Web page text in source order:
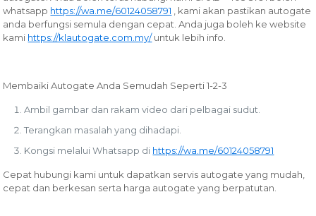
whatsapp https://wa.me/60124058791
, kami akan pastikan autogate
anda berfungsi semula dengan cepat. Anda juga boleh ke website
kami https://klautogate.com.my/ untuk lebih info.
Membaiki Autogate Anda Semudah Seperti 1-2-3
Ambil gambar dan rakam video dari pelbagai sudut.
Terangkan masalah yang dihadapi.
Kongsi melalui Whatsapp di https://wa.me/60124058791
Cepat hubungi kami untuk dapatkan servis autogate yang mudah,
cepat dan berkesan serta harga autogate yang berpatutan.